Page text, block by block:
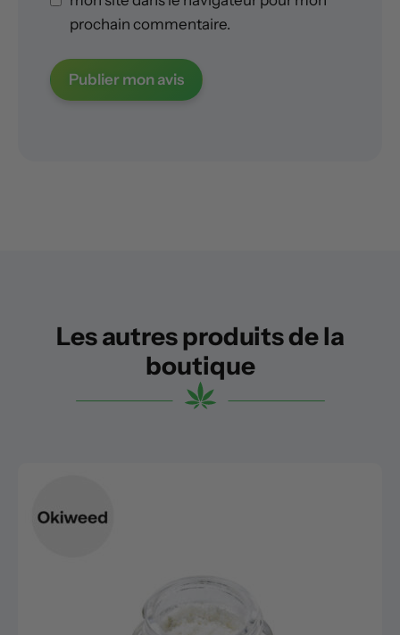
prochain commentaire.
Les autres produits de la
boutique